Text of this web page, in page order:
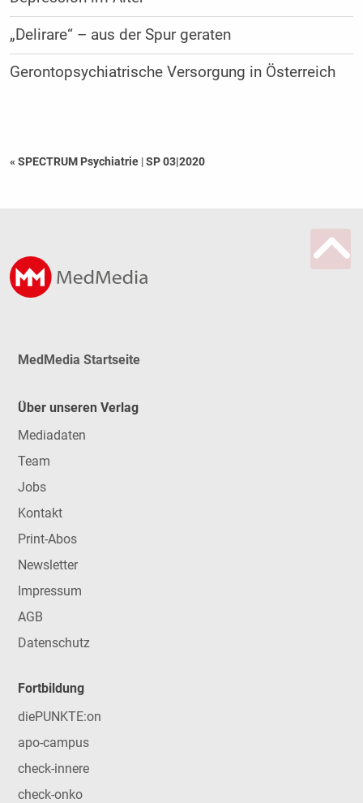
„Delirare“ – aus der Spur geraten
Gerontopsychiatrische Versorgung in Österreich
« SPECTRUM Psychiatrie |SP 03|2020
MedMedia Startseite
Über unseren Verlag
Mediadaten
Team
Jobs
Kontakt
Print-Abos
Newsletter
Impressum
AGB
Datenschutz
Fortbildung
diePUNKTE:on
apo-campus
check-innere
check-onko